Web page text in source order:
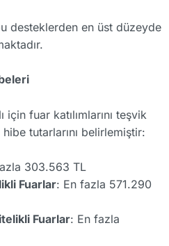
desteklerden en üst düzeyde
için fuar katılımlarını teşvik
tutarlarını belirlemiştir:
303.563 TL
Fuarlar: En fazla 571.290
Fuarlar: En fazla